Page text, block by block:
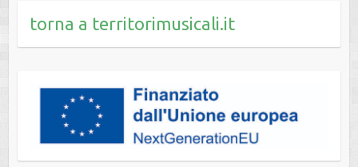
torna a territorimusicali.it